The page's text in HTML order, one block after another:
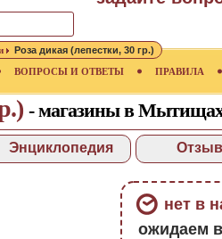
ВОПРОСЫ И ОТВЕТЫ ПРАВИЛА
Роза дикая (лепестки, 30 гр.)
- магазины в
Энциклопедия
нет в
ожидаем